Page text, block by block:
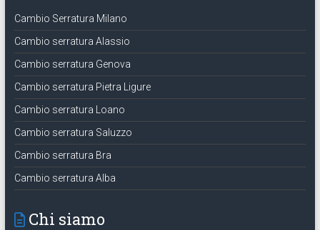
Cambio Serratura Milano
Cambio serratura Alassio
Cambio serratura Genova
Cambio serratura Pietra Ligure
Cambio serratura Loano
Cambio serratura Saluzzo
Cambio serratura Bra
Cambio serratura Alba
Chi siamo